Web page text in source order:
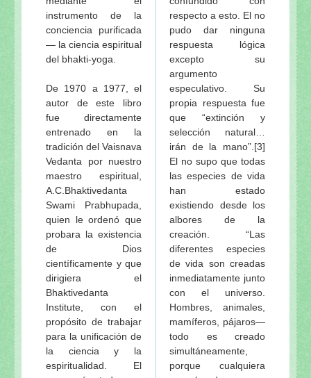
instrumento de la
conciencia purificada
— la ciencia espiritual
del bhakti-yoga.
De 1970 a 1977, el
autor de este libro
fue directamente
entrenado en la
tradición del Vaisnava
Vedanta por nuestro
maestro espiritual,
A.C.Bhaktivedanta
Swami Prabhupada,
quien le ordenó que
probara la existencia
de Dios
científicamente y que
dirigiera el
Bhaktivedanta
Institute, con el
propósito de trabajar
para la unificación de
la ciencia y la
espiritualidad. El
respecto a esto. El no
pudo dar ninguna
respuesta lógica
excepto su
argumento
especulativo. Su
propia respuesta fue
que “extinción y
selección natural…
irán de la mano”.[3]
El no supo que todas
las especies de vida
han estado
existiendo desde los
albores de la
creación. “Las
diferentes especies
de vida son creadas
inmediatamente junto
con el universo.
Hombres, animales,
mamíferos, pájaros—
todo es creado
simultáneamente,
porque cualquiera